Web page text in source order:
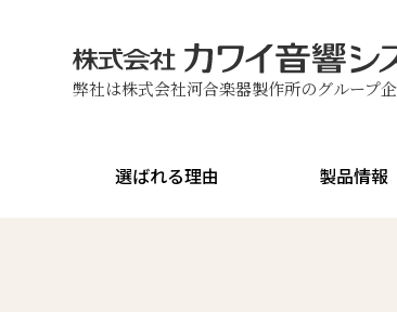
弊社は株式会社河合楽器製作所のグループ
選ばれる理由 製品情報